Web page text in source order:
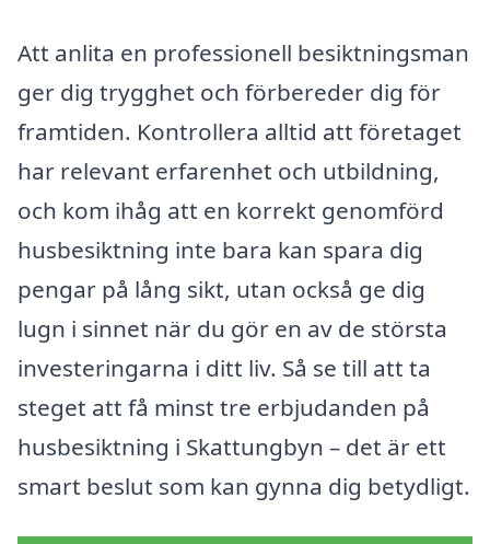
Att anlita en professionell besiktningsman
ger dig trygghet och förbereder dig för
framtiden. Kontrollera alltid att företaget
har relevant erfarenhet och utbildning,
och kom ihåg att en korrekt genomförd
husbesiktning inte bara kan spara dig
pengar på lång sikt, utan också ge dig
lugn i sinnet när du gör en av de största
investeringarna i ditt liv. Så se till att ta
steget att få minst tre erbjudanden på
husbesiktning i Skattungbyn – det är ett
smart beslut som kan gynna dig betydligt.